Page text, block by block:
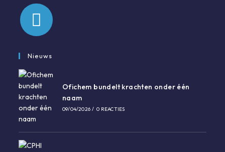
in
nieuwe
Nieuws
Ofichem bundelt krachten onder één
naam
09/04/2026 / 0 REACTIES